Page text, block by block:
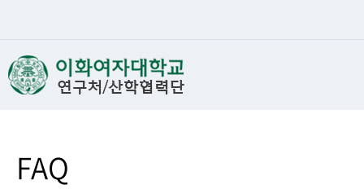
FAQ